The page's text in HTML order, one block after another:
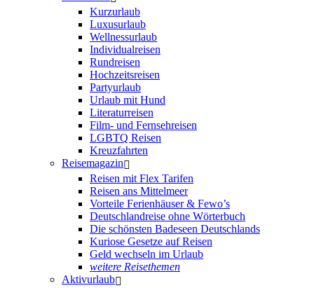
Kurzurlaub
Luxusurlaub
Wellnessurlaub
Individualreisen
Rundreisen
Hochzeitsreisen
Partyurlaub
Urlaub mit Hund
Literaturreisen
Film- und Fernsehreisen
LGBTQ Reisen
Kreuzfahrten
Reisemagazin
Reisen mit Flex Tarifen
Reisen ans Mittelmeer
Vorteile Ferienhäuser & Fewo’s
Deutschlandreise ohne Wörterbuch
Die schönsten Badeseen Deutschlands
Kuriose Gesetze auf Reisen
Geld wechseln im Urlaub
weitere Reisethemen
Aktivurlaub